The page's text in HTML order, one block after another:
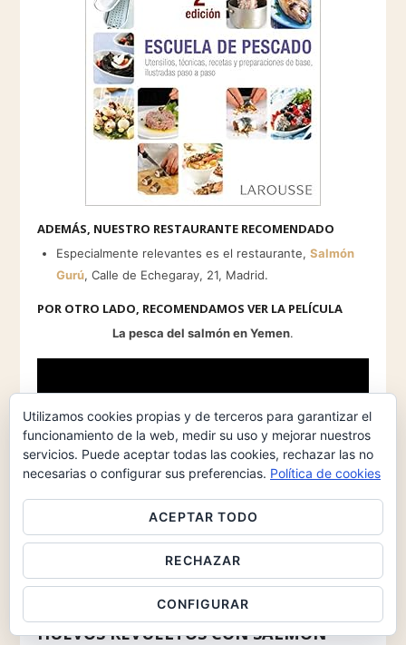
ADEMÁS, NUESTRO RESTAURANTE RECOMENDADO
Especialmente relevantes es el restaurante, Salmón
Gurú, Calle de Echegaray, 21, Madrid.
POR OTRO LADO, RECOMENDAMOS VER LA PELÍCULA
La pesca del salmón en Yemen.
FINALMENTE LA DEDICATORIA DE
HUEVOS REVUELTOS CON SALMÓN
Utilizamos cookies propias y de terceros para garantizar el
funcionamiento de la web, medir su uso y mejorar nuestros
servicios. Puede aceptar todas las cookies, rechazar las no
necesarias o configurar sus preferencias. Política de cookies
ACEPTAR TODO
RECHAZAR
CONFIGURAR